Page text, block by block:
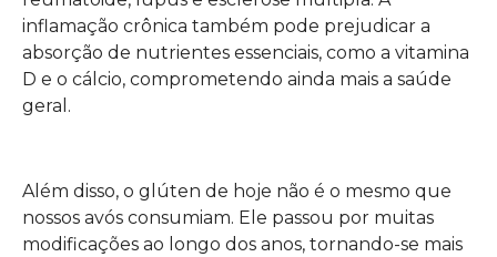
inflamação crônica também pode prejudicar a
absorção de nutrientes essenciais, como a vitamina
D e o cálcio, comprometendo ainda mais a saúde
geral.
Além disso, o glúten de hoje não é o mesmo que
nossos avós consumiam. Ele passou por muitas
modificações ao longo dos anos, tornando-se mais